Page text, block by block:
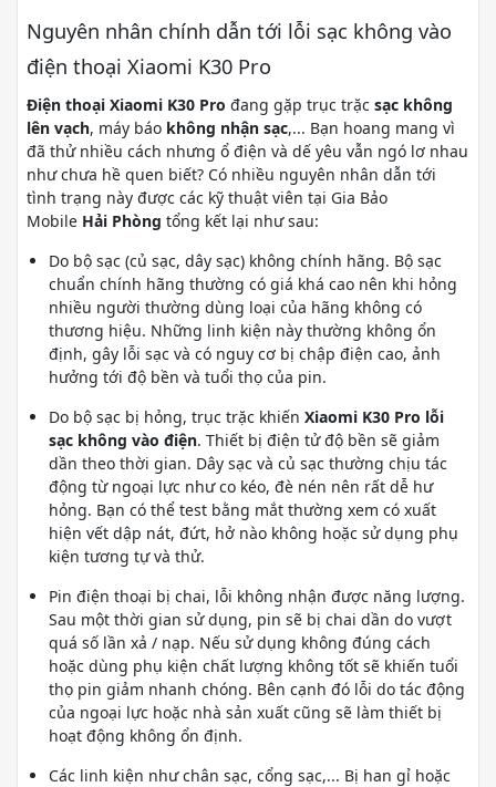
Nguyên nhân chính dẫn tới lỗi sạc không vào
điện thoại Xiaomi K30 Pro
Điện thoại Xiaomi K30 Pro đang gặp trục trặc sạc không
lên vạch, máy báo không nhận sạc,... Bạn hoang mang vì
đã thử nhiều cách nhưng ổ điện và dế yêu vẫn ngó lơ nhau
như chưa hề quen biết? Có nhiều nguyên nhân dẫn tới
tình trạng này được các kỹ thuật viên tại Gia Bảo
Mobile Hải Phòng tổng kết lại như sau:
Do bộ sạc (củ sạc, dây sạc) không chính hãng. Bộ sạc
chuẩn chính hãng thường có giá khá cao nên khi hỏng
nhiều người thường dùng loại của hãng không có
thương hiệu. Những linh kiện này thường không ổn
định, gây lỗi sạc và có nguy cơ bị chập điện cao, ảnh
hưởng tới độ bền và tuổi thọ của pin.
Do bộ sạc bị hỏng, trục trặc khiến Xiaomi K30 Pro lỗi
sạc không vào điện. Thiết bị điện tử độ bền sẽ giảm
dần theo thời gian. Dây sạc và củ sạc thường chịu tác
động từ ngoại lực như co kéo, đè nén nên rất dễ hư
hỏng. Bạn có thể test bằng mắt thường xem có xuất
hiện vết dập nát, đứt, hở nào không hoặc sử dụng phụ
kiện tương tự và thử.
Pin điện thoại bị chai, lỗi không nhận được năng lượng.
Sau một thời gian sử dụng, pin sẽ bị chai dần do vượt
quá số lần xả / nạp. Nếu sử dụng không đúng cách
hoặc dùng phụ kiện chất lượng không tốt sẽ khiến tuổi
thọ pin giảm nhanh chóng. Bên cạnh đó lỗi do tác động
của ngoại lực hoặc nhà sản xuất cũng sẽ làm thiết bị
hoạt động không ổn định.
Các linh kiện như chân sạc, cổng sạc,... Bị han gỉ hoặc